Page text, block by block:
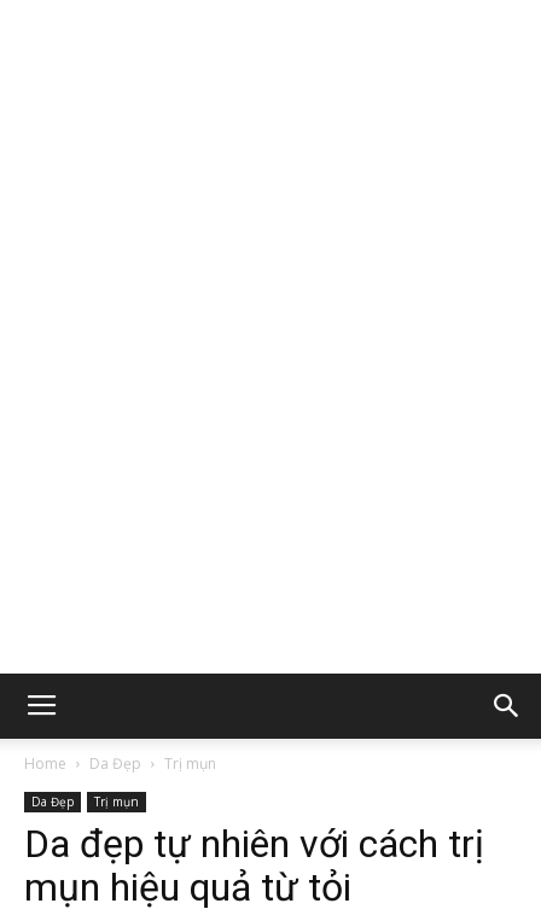
Home Da Đẹp Trị mụn
Da Đẹp Trị mụn
Da đẹp tự nhiên với cách trị
mụn hiệu quả từ tỏi